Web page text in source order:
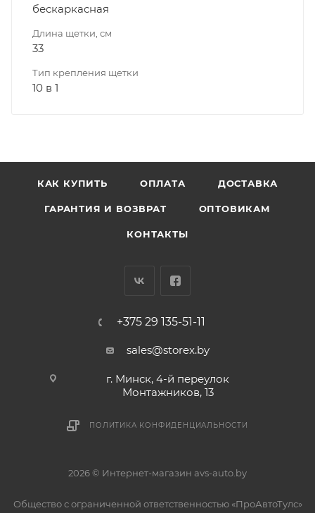
бескаркасная
Длина щетки, см
33
Тип крепления щетки
10 в 1
КАК КУПИТЬ ОПЛАТА ДОСТАВКА
ГАРАНТИЯ И ВОЗВРАТ ОПТОВИКАМ
КОНТАКТЫ
+375 29 135-51-11
sales@storex.by
г. Минск, 4-й переулок
Монтажников, 13
ПОЛИТИКА КОНФИДЕНЦИАЛЬНОСТИ
2026 © Интернет-магазин avs-auto.by
Общество с ограниченной ответственностью «ПроАвтоТулс»